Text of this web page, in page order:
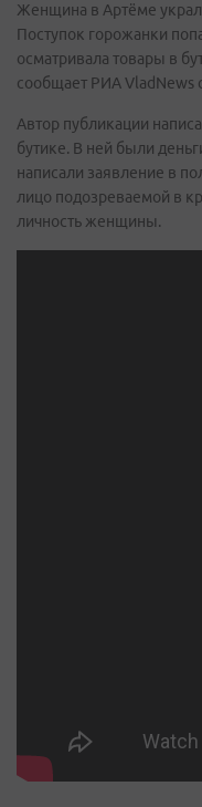
Женщина в Артёме
Поступок горожанки
осматривала товары в
сообщает РИА VladNews
Автор публикации
бутике. В ней были
написали заявление в
лицо подозреваемой в
личность женщины.